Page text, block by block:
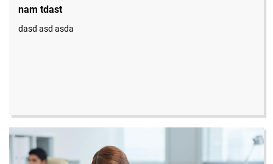
nam tdast
dasd asd asda